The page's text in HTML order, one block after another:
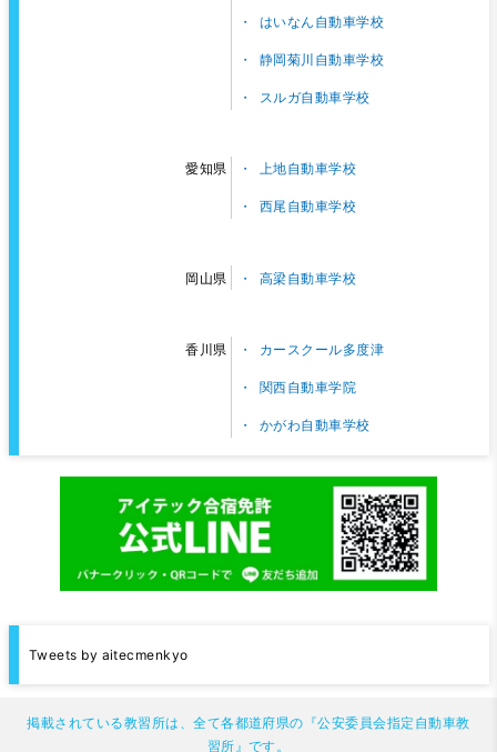
はいなん自動車学校
静岡菊川自動車学校
スルガ自動車学校
愛知県 上地自動車学校
西尾自動車学校
岡山県 高梁自動車学校
香川県 カースクール多度津
関西自動車学院
かがわ自動車学校
Tweets by aitecmenkyo
掲載されている教習所は、全て各都道府県の『公安委員会指定自動車教
習所』です。